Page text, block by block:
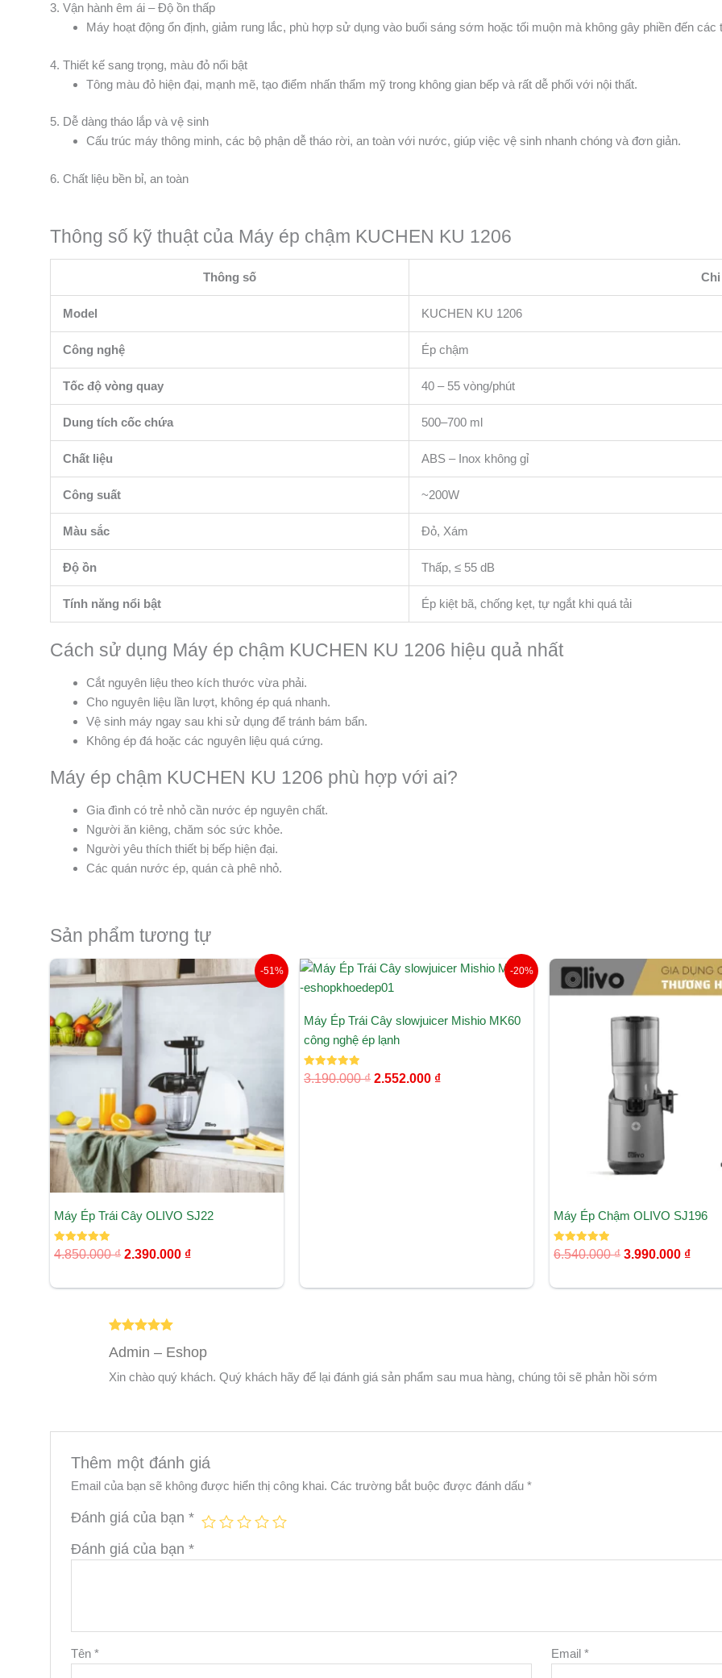
3. Vận hành êm ái – Độ ồn thấp
Máy hoạt động ổn định, giảm rung lắc, phù hợp sử dụng vào buổi sáng sớm hoặc tối muộn mà không gây phiền đến các
4. Thiết kế sang trọng, màu đỏ nổi bật
Tông màu đỏ hiện đại, mạnh mẽ, tạo điểm nhấn thẩm mỹ trong không gian bếp và rất dễ phối với nội thất.
5. Dễ dàng tháo lắp và vệ sinh
Cấu trúc máy thông minh, các bộ phận dễ tháo rời, an toàn với nước, giúp việc vệ sinh nhanh chóng và đơn giản.
6. Chất liệu bền bỉ, an toàn
Thông số kỹ thuật của Máy ép chậm KUCHEN KU 1206
Thông số
Model KUCHEN KU 1206
Công nghệ Ép chậm
Tốc độ vòng quay 40 – 55 vòng/phút
Dung tích cốc chứa 500–700 ml
Chất liệu ABS – Inox không gỉ
Công suất ~200W
Màu sắc Đỏ, Xám
Độ ồn Thấp, ≤ 55 dB
Tính năng nổi bật Ép kiệt bã, chống kẹt, tự ngắt khi quá tải
Cách sử dụng Máy ép chậm KUCHEN KU 1206 hiệu quả nhất
Cắt nguyên liệu theo kích thước vừa phải.
Cho nguyên liệu lần lượt, không ép quá nhanh.
Vệ sinh máy ngay sau khi sử dụng để tránh bám bẩn.
Không ép đá hoặc các nguyên liệu quá cứng.
Máy ép chậm KUCHEN KU 1206 phù hợp với ai?
Gia đình có trẻ nhỏ cần nước ép nguyên chất.
Người ăn kiêng, chăm sóc sức khỏe.
Người yêu thích thiết bị bếp hiện đại.
Các quán nước ép, quán cà phê nhỏ.
Sản phẩm tương tự
-51%
Máy Ép Trái Cây OLIVO SJ22
Được xếp
hạng
4.850.000₫
gốc
2.390.000 ₫
hiện
-20%
Máy Ép Trái Cây slowjuicer Mishio MK60
công nghệ ép lạnh
Được xếp
hạng
3.190.000₫
Giá
gốc
là:
3.190.000 ₫.
2.552.000 ₫
Giá
là:
Máy Ép Chậm OLIVO SJ196
Được xếp
hạng
6.540.000₫
gốc
là:
6.540.000 ₫.
3.990.000 ₫
Giá
hiện
tại
hạng55
Admin – Eshop
Xin chào quý khách. Quý khách hãy để lại đánh giá sản phẩm sau mua hàng, chúng tôi sẽ phản hồi sớm
Thêm một đánh giá
Email của bạn sẽ không được hiển thị công khai. Các trường bắt buộc được đánh dấu*
Đánh giá của bạn*
Đánh giá của bạn*
Tên* Email *